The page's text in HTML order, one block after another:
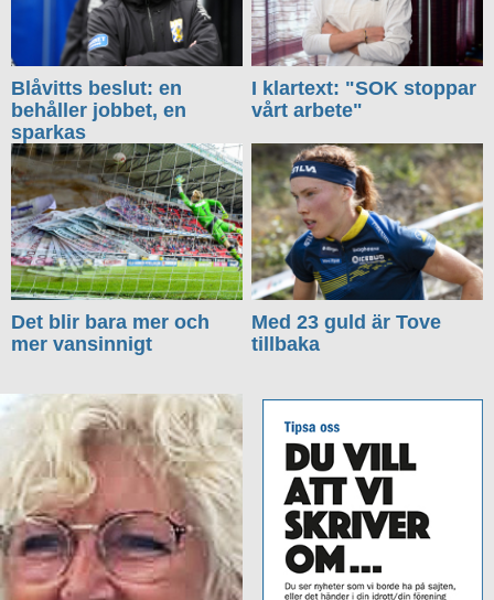
Blåvitts beslut: en
behåller jobbet, en
sparkas
I klartext: "SOK stoppar
vårt arbete"
Det blir bara mer och
mer vansinnigt
Med 23 guld är Tove
tillbaka